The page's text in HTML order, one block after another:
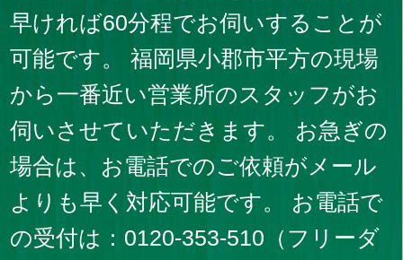
早ければ60分程でお伺いすることが
可能です。 福岡県小郡市平方の現場
から一番近い営業所のスタッフがお
伺いさせていただきます。 お急ぎの
場合は、お電話でのご依頼がメール
よりも早く対応可能です。 お電話で
の受付は：0120-353-510（フリーダ